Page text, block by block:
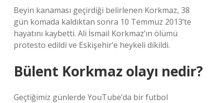
Beyin kanaması geçirdiği belirlenen Korkmaz, 38
gün komada kaldıktan sonra 10 Temmuz 2013’te
hayatını kaybetti. Ali İsmail Korkmaz’ın ölümü
protesto edildi ve Eskişehir’e heykeli dikildi.
Bülent Korkmaz olayı nedir?
Geçtiğimiz günlerde YouTube’da bir futbol